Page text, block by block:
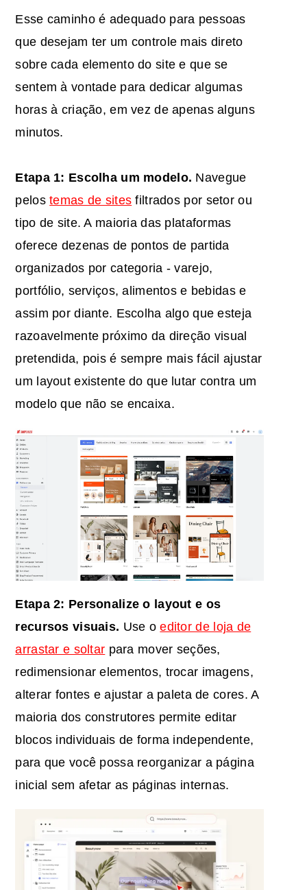
Esse caminho é adequado para pessoas
que desejam ter um controle mais direto
sobre cada elemento do site e que se
sentem à vontade para dedicar algumas
horas à criação, em vez de apenas alguns
minutos.
Etapa 1: Escolha um modelo. Navegue
pelostemas de sites filtrados por setor ou
tipo de site. A maioria das plataformas
oferece dezenas de pontos de partida
organizados por categoria - varejo,
portfólio, serviços, alimentos e bebidas e
assim por diante. Escolha algo que esteja
razoavelmente próximo da direção visual
pretendida, pois é sempre mais fácil ajustar
um layout existente do que lutar contra um
modelo que não se encaixa.
Etapa 2: Personalize o layout e os
recursos visuais. Use oeditor de loja de
arrastar e soltar para mover seções,
redimensionar elementos, trocar imagens,
alterar fontes e ajustar a paleta de cores. A
maioria dos construtores permite editar
blocos individuais de forma independente,
para que você possa reorganizar a página
inicial sem afetar as páginas internas.